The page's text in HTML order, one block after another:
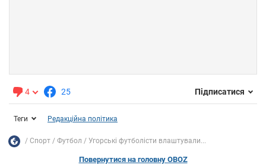
4 25 Підписатися
Теги Редакційна політика
Спорт Футбол Угорські футболісти влаштували...
Повернутися на головну OBOZ